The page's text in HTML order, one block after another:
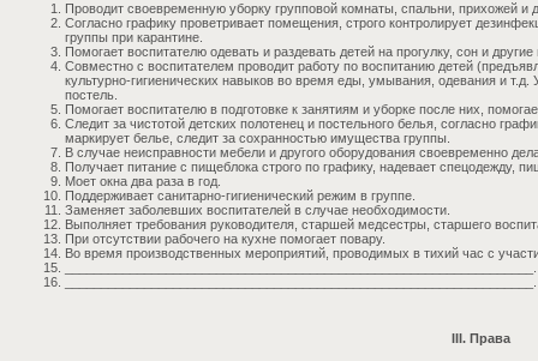
Проводит своевременную уборку групповой комнаты, спальни, прихожей
Согласно графику проветривает помещения, строго контролирует
группы при карантине.
Помогает воспитателю одевать и раздевать детей на прогулку, сон и
Совместно с воспитателем проводит работу по воспитанию детей
культурно-гигиенических навыков во время еды, умывания, одевания и т.д.
постель.
Помогает воспитателю в подготовке к занятиям и уборке после них,
Следит за чистотой детских полотенец и постельного белья, согласно
маркирует белье, следит за сохранностью имущества группы.
В случае неисправности мебели и другого оборудования своевременно
Получает питание с пищеблока строго по графику, надевает спецодежду,
Моет окна два раза в год.
Поддерживает санитарно-гигиенический режим в группе.
Заменяет заболевших воспитателей в случае необходимости.
Выполняет требования руководителя, старшей медсестры, старшего
При отсутствии рабочего на кухне помогает повару.
Во время производственных мероприятий, проводимых в тихий час с
III. Права